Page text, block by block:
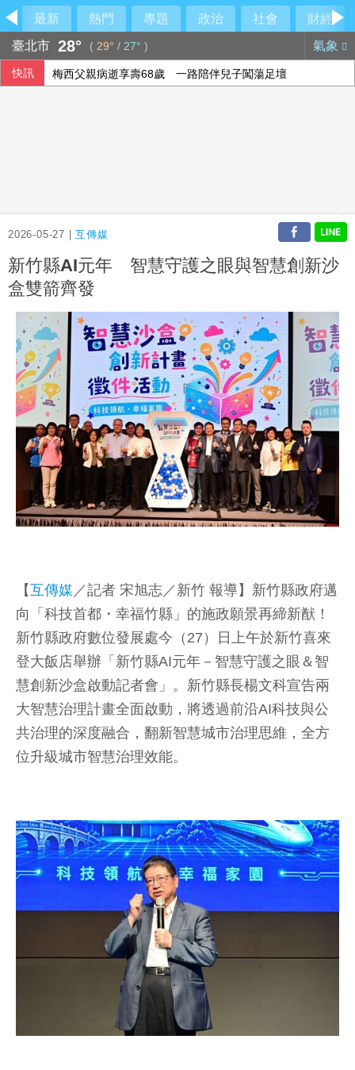
最新 熱門 專題 政治 社會
財經
臺北市 28° ( 29° / 27° ) 氣象
快訊 梅西父親病逝享壽68歲 一路陪伴兒子闖蕩足壇
2026-05-27 |互傳媒
新竹縣AI元年 智慧守護之眼與智慧創新沙
盒雙箭齊發
【互傳媒 ／記者 宋旭志／新竹 報導】新竹縣政府邁
向「科技首都・幸福竹縣」的施政願景再締新猷！
新竹縣政府數位發展處今（27）日上午於新竹喜來
登大飯店舉辦「新竹縣AI元年－智慧守護之眼＆智
慧創新沙盒啟動記者會」。新竹縣長楊文科宣告兩
大智慧治理計畫全面啟動，將透過前沿AI科技與公
共治理的深度融合，翻新智慧城市治理思維，全方
位升級城市智慧治理效能。